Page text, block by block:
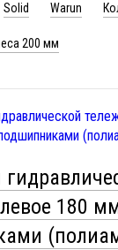
Solid Warun
200 мм
180